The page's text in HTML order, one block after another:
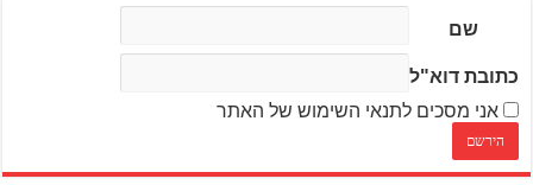
שם
כתובת דוא"ל
אני מסכים לתנאי השימוש של האתר